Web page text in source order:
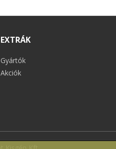
EXTRÁK
Gyártók
Akciók